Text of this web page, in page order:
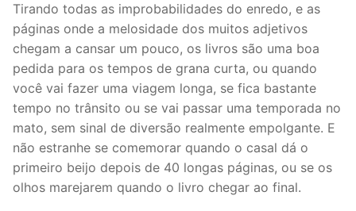
Tirando todas as improbabilidades do enredo, e as
páginas onde a melosidade dos muitos adjetivos
chegam a cansar um pouco, os livros são uma boa
pedida para os tempos de grana curta, ou quando
você vai fazer uma viagem longa, se fica bastante
tempo no trânsito ou se vai passar uma temporada no
mato, sem sinal de diversão realmente empolgante. E
não estranhe se comemorar quando o casal dá o
primeiro beijo depois de 40 longas páginas, ou se os
olhos marejarem quando o livro chegar ao final.